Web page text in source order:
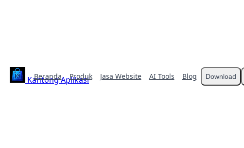
Kantong Aplikasi
Beranda Produk Jasa Website AI Tools Blog Download